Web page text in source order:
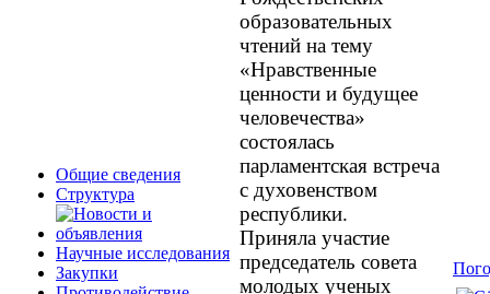
Общие сведения
Структура
Научные исследования
Закупки
образовательных
чтений на тему
«Нравственные
ценности и будущее
человечества»
состоялась
парламентская встреча
с духовенством
республики.
Приняла участие
председатель совета
молодых ученых